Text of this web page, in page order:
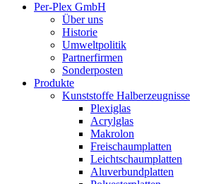
Per-Plex GmbH
Über uns
Historie
Umweltpolitik
Partnerfirmen
Sonderposten
Produkte
Kunststoffe Halberzeugnisse
Plexiglas
Acrylglas
Makrolon
Freischaumplatten
Leichtschaumplatten
Aluverbundplatten